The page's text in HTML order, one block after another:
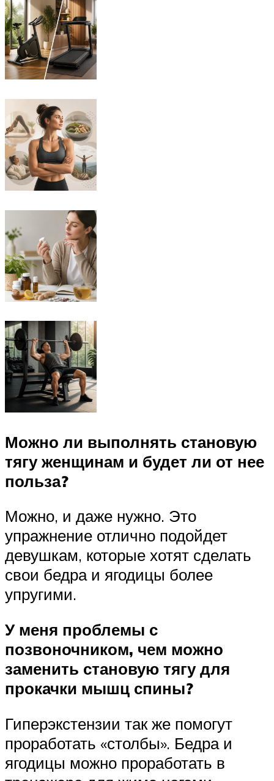
Можно ли выполнять становую
тягу женщинам и будет ли от нее
польза?
Можно, и даже нужно. Это
упражнение отлично подойдет
девушкам, которые хотят сделать
свои бедра и ягодицы более
упругими.
У меня проблемы с
позвоночником, чем можно
заменить становую тягу для
прокачки мышц спины?
Гиперэкстензии так же помогут
проработать «столбы». Бедра и
ягодицы можно проработать в